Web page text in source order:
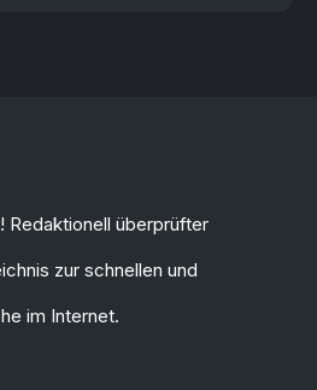
Redaktionell überprüfter
zur schnellen und
im Internet.